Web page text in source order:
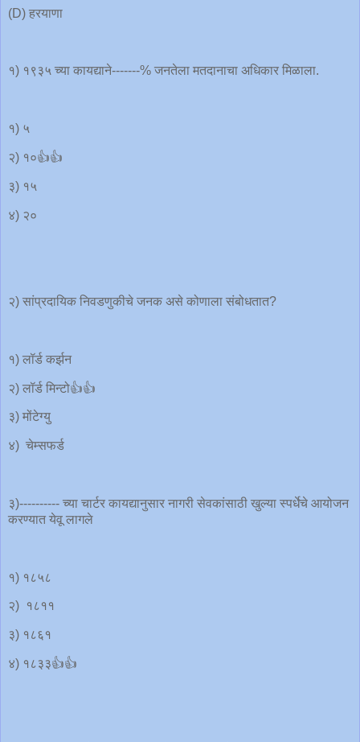
(D) हरयाणा
१) १९३५ च्या कायद्याने-------% जनतेला मतदानाचा अधिकार मिळाला.
१) ५
२) १०👍👍
३) १५
४) २०
२) सांप्रदायिक निवडणुकीचे जनक असे कोणाला संबोधतात?
१) लॉर्ड कर्झन
२) लॉर्ड मिन्टो👍👍
३) मोंटेग्यु
४) चेम्सफर्ड
३)---------- च्या चार्टर कायद्यानुसार नागरी सेवकांसाठी खुल्या स्पर्धेचे आयोजन
करण्यात येवू लागले
१) १८५८
२) १८११
३) १८६१
४) १८३३👍👍